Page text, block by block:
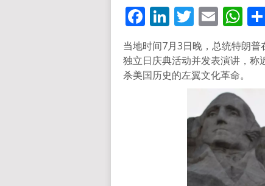
Facebook
LinkedIn
Twitter
当地时间7月3日晚，总统特朗
独立日庆典活动并发表演讲，称
杀美国历史的左翼文化革命。